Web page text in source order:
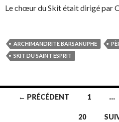
Le chœur du Skit était dirigé par
ARCHIMANDRITE BARSANUPHE
SKIT DU SAINT ESPRIT
Navigation
← PRÉCÉDENT 1 …
20